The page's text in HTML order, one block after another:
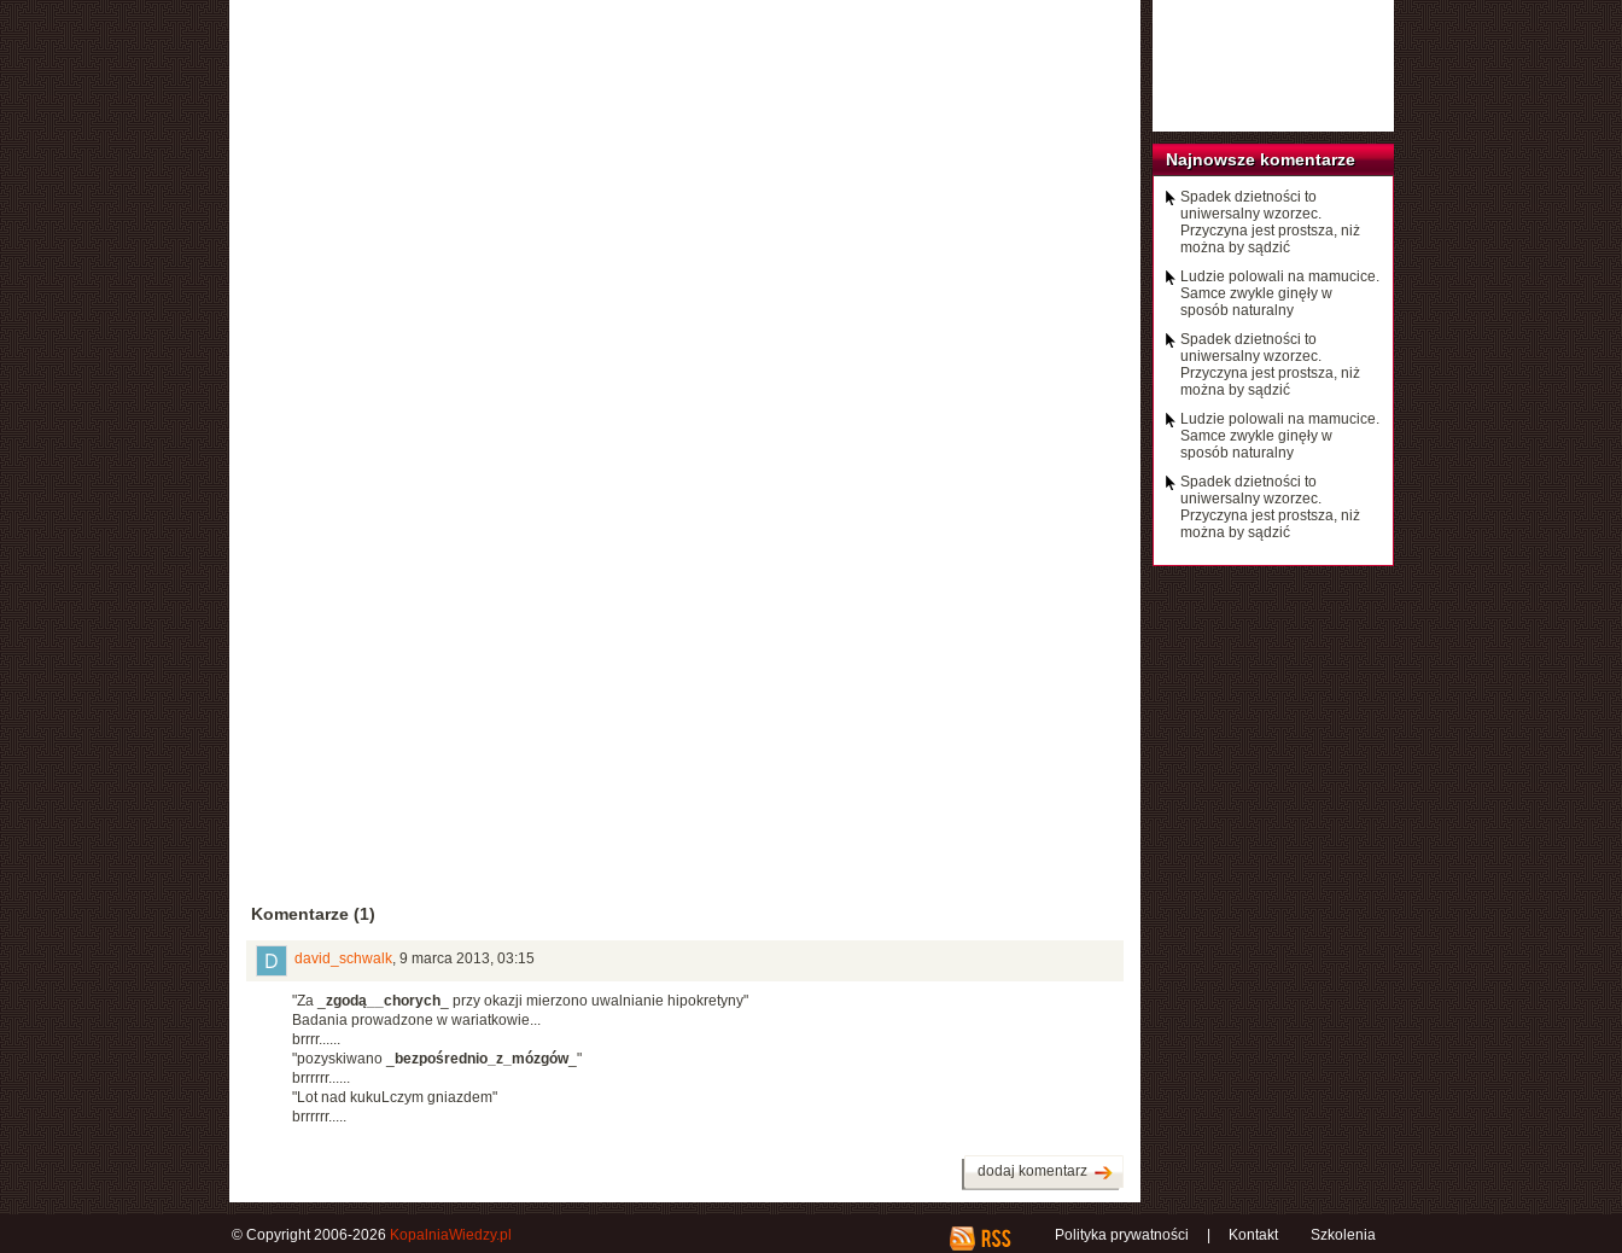
Komentarze (1)
david_schwalk, 9 marca 2013, 03:15
"Za _ zgodą__chorych_ przy okazji mierzono uwalnianie hipokretyny"
Badania prowadzone w wariatkowie...
brrrr......
"pozyskiwano _
bezpośrednio_z_mózgów_"
brrrrrr......
"Lot nad kukuLczym gniazdem"
brrrrrr.....
dodaj komentarz
Najnowsze komentarze
Spadek dzietności to
uniwersalny wzorzec.
Przyczyna jest prostsza, niż
można by sądzić
Ludzie polowali na mamucice.
Samce zwykle ginęły w
sposób naturalny
Spadek dzietności to
uniwersalny wzorzec.
Przyczyna jest prostsza, niż
można by sądzić
Ludzie polowali na mamucice.
Samce zwykle ginęły w
sposób naturalny
Spadek dzietności to
uniwersalny wzorzec.
Przyczyna jest prostsza, niż
można by sądzić
Polityka prywatności Kontakt Szkolenia
© Copyright 2006-2026 KopalniaWiedzy.pl